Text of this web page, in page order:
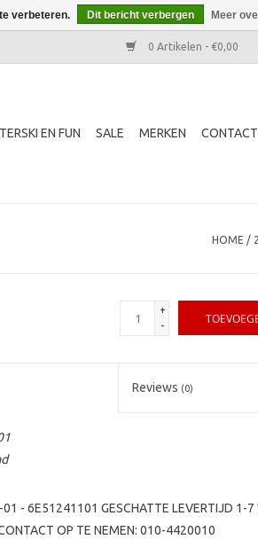
0 Artikelen - €0,00
EN FUN SALE MERKEN CONTACT
HOME /
+
-
Reviews (0)
- 6E51241101 GESCHATTE LEVERTIJD 1-7
OP TE NEMEN: 010-4420010
verbeteren. Dit bericht verbergen Meer